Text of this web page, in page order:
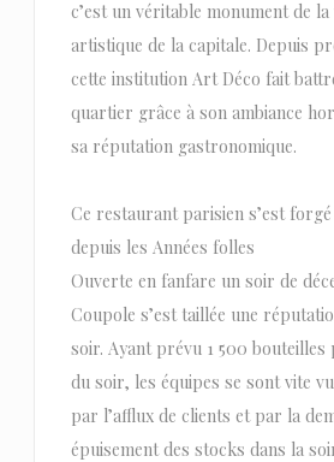
c’est un véritable monument de
artistique de la capitale. Depuis
cette institution Art Déco fait
quartier grâce à son ambiance
sa réputation gastronomique.
Ce restaurant parisien s’est forgé
depuis les Années folles
Ouverte en fanfare un soir de
Coupole s’est taillée une
soir. Ayant prévu 1 500 bouteilles
du soir, les équipes se sont vite
par l’afflux de clients et par la
épuisement des stocks dans la